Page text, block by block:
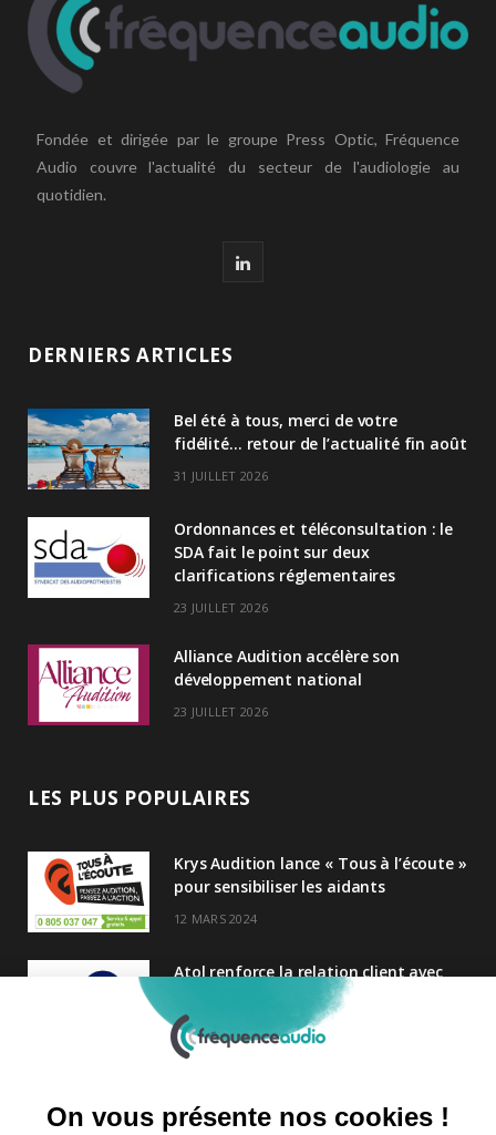
Fondée et dirigée par le groupe Press Optic, Fréquence
Audio couvre l'actualité du secteur de l'audiologie au
quotidien.
L
e
n
DERNIERS ARTICLES
Bel été à tous, merci de votre
fidélité… retour de l’actualité fin août
31 JUILLET 2026
Ordonnances et téléconsultation : le
SDA fait le point sur deux
clarifications réglementaires
23 JUILLET 2026
Alliance Audition accélère son
développement national
23 JUILLET 2026
LES PLUS POPULAIRES
Krys Audition lance « Tous à l’écoute »
pour sensibiliser les aidants
12 MARS 2024
Atol renforce la relation client avec
une nouvelle campagne axée sur la
satisfaction
25 FÉVRIER 2025
Audition Conseil